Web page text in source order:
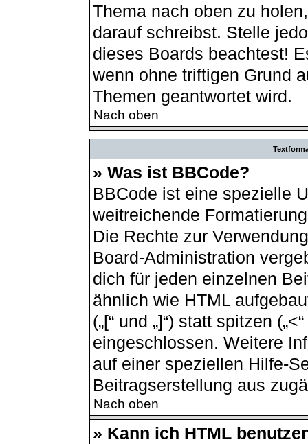
Thema nach oben zu
darauf schreibst. Stelle
dieses Boards beachtest!
wenn ohne triftigen Grund
Themen geantwortet wird.
Nach oben
» Was ist BBCode?
BBCode ist eine spezielle
weitreichende
Die Rechte zur
Board-Administration
dich für jeden einzelnen
ähnlich wie HTML
(„[“ und „]“) statt spitzen
eingeschlossen. Weitere
auf einer speziellen Hilfe-
Beitragserstellung aus
Nach oben
» Kann ich HTML